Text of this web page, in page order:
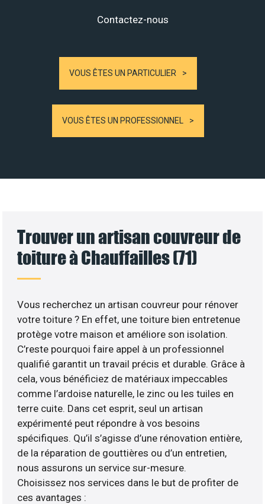
Contactez-nous
VOUS ÊTES UN PARTICULIER
VOUS ÊTES UN PROFESSIONNEL
Trouver un artisan couvreur de
toiture à Chauffailles (71)
Vous recherchez un artisan couvreur pour rénover
votre toiture ? En effet, une toiture bien entretenue
protège votre maison et améliore son isolation.
C’reste pourquoi faire appel à un professionnel
qualifié garantit un travail précis et durable. Grâce à
cela, vous bénéficiez de matériaux impeccables
comme l’ardoise naturelle, le zinc ou les tuiles en
terre cuite. Dans cet esprit, seul un artisan
expérimenté peut répondre à vos besoins
spécifiques. Qu’il s’agisse d’une rénovation entière,
de la réparation de gouttières ou d’un entretien,
nous assurons un service sur-mesure.
Choisissez nos services dans le but de profiter de
ces avantages :